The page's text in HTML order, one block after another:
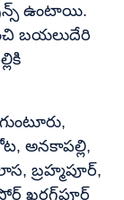
ఉంటాయి.
బయలుదేరి
అనకాపల్లి,
బ్రహ్మపూర్,
ఖరగ్‌పూర్